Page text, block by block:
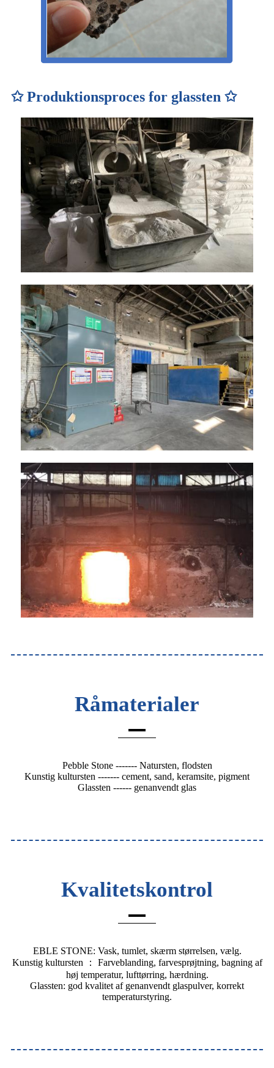
✩ Produktionsproces for glassten ✩
Råmaterialer
Pebble Stone ------- Natursten, flodsten
Kunstig kultursten ------- cement, sand, keramsite, pigment
Glassten ------ genanvendt glas
Kvalitetskontrol
EBLE STONE: Vask, tumlet, skærm størrelsen, vælg.
Kunstig kultursten ： Farveblanding, farvesprøjtning, bagning af
høj temperatur, lufttørring, hærdning.
Glassten: god kvalitet af genanvendt glaspulver, korrekt
temperaturstyring.